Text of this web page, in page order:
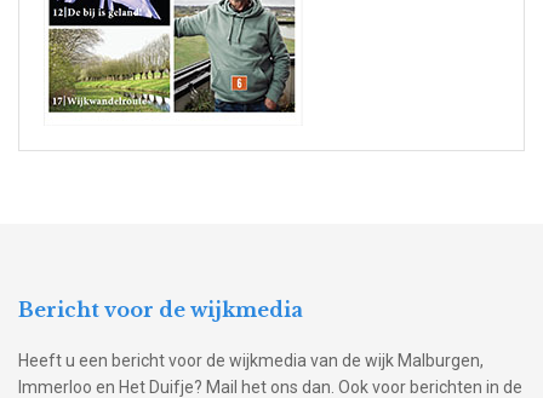
Bericht voor de wijkmedia
Heeft u een bericht voor de wijkmedia van de wijk Malburgen,
Immerloo en Het Duifje? Mail het ons dan. Ook voor berichten in de